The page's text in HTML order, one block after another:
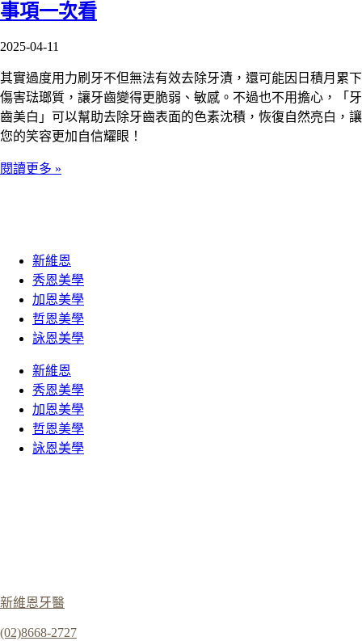
事項一次看
2025-04-11
其實過度用力刷牙不但無法有效去除牙漬，還可能因日積月累下
傷害琺瑯質，讓牙齒變得更脆弱、敏感。不過也不用擔心，「牙
齒美白」可以幫助去除牙齒表面的色素沈積，恢復自然亮白，讓
您的笑容更加自信耀眼！
閱讀更多 »
新維恩
秀恩美學
加恩美學
哲恩美學
詠恩美學
新維恩
秀恩美學
加恩美學
哲恩美學
詠恩美學
新維恩牙醫
(02)8668-2727